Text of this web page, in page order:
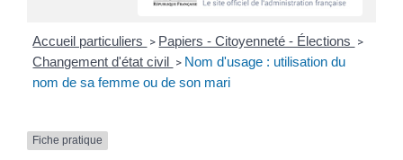
Accueil particuliers > Papiers - Citoyenneté - Élections >
Changement d'état civil > Nom d'usage : utilisation du
nom de sa femme ou de son mari
Fiche pratique